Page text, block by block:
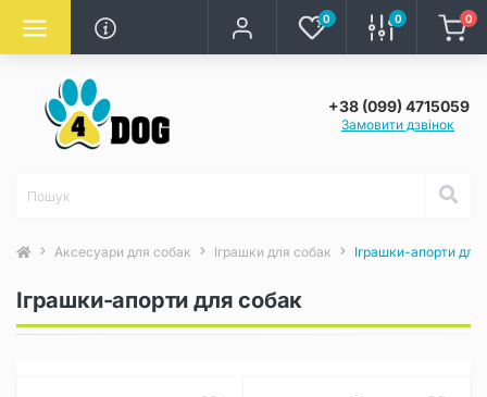
0 0 0
+38 (099) 4715059
Замовити дзвінок
Аксесуари для собак Іграшки для собак Іграшки-апорти для
Іграшки-апорти для собак